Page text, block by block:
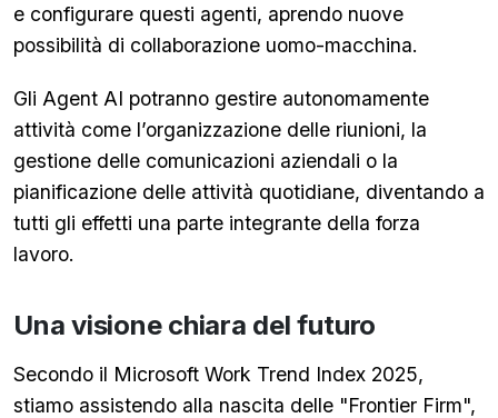
e configurare questi agenti, aprendo nuove
possibilità di collaborazione uomo-macchina.
Gli Agent AI potranno gestire autonomamente
attività come l’organizzazione delle riunioni, la
gestione delle comunicazioni aziendali o la
pianificazione delle attività quotidiane, diventando a
tutti gli effetti una parte integrante della forza
lavoro.
Una visione chiara del futuro
Secondo il Microsoft Work Trend Index 2025,
stiamo assistendo alla nascita delle "Frontier Firm",